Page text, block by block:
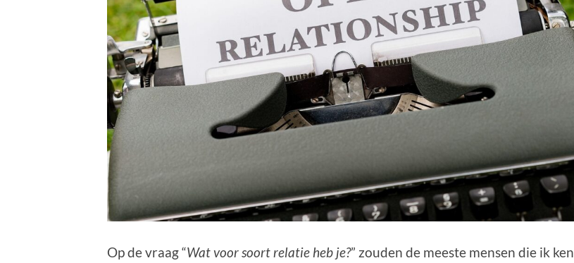
Op de vraag “Wat voor soort relatie heb je?” zouden de meeste mensen die ik ken